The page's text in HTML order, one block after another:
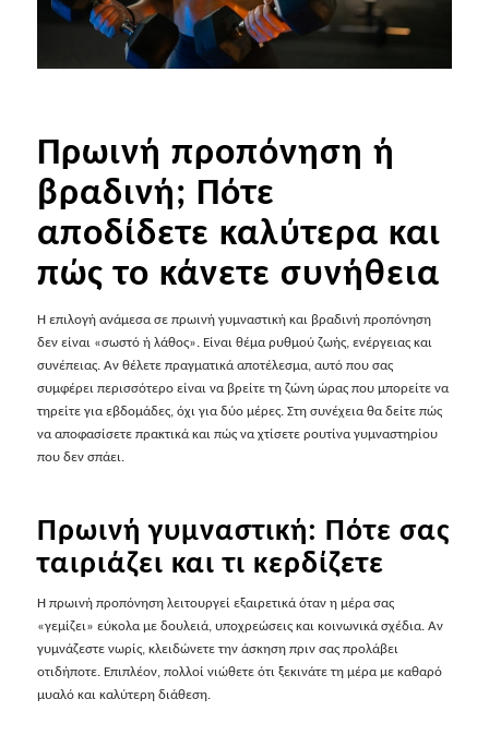
Πρωινή προπόνηση ή
βραδινή; Πότε
αποδίδετε καλύτερα και
πώς το κάνετε συνήθεια
Η επιλογή ανάμεσα σε πρωινή γυμναστική και βραδινή προπόνηση
δεν είναι «σωστό ή λάθος». Είναι θέμα ρυθμού ζωής, ενέργειας και
συνέπειας. Αν θέλετε πραγματικά αποτέλεσμα, αυτό που σας
συμφέρει περισσότερο είναι να βρείτε τη ζώνη ώρας που μπορείτε να
τηρείτε για εβδομάδες, όχι για δύο μέρες. Στη συνέχεια θα δείτε πώς
να αποφασίσετε πρακτικά και πώς να χτίσετε ρουτίνα γυμναστηρίου
που δεν σπάει.
Πρωινή γυμναστική: Πότε σας
ταιριάζει και τι κερδίζετε
Η πρωινή προπόνηση λειτουργεί εξαιρετικά όταν η μέρα σας
«γεμίζει» εύκολα με δουλειά, υποχρεώσεις και κοινωνικά σχέδια. Αν
γυμνάζεστε νωρίς, κλειδώνετε την άσκηση πριν σας προλάβει
οτιδήποτε. Επιπλέον, πολλοί νιώθετε ότι ξεκινάτε τη μέρα με καθαρό
μυαλό και καλύτερη διάθεση.